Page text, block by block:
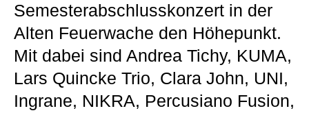
Semesterabschlusskonzert in der
Alten Feuerwache den Höhepunkt.
Mit dabei sind Andrea Tichy, KUMA,
Lars Quincke Trio, Clara John, UNI,
Ingrane, NIKRA, Percusiano Fusion,